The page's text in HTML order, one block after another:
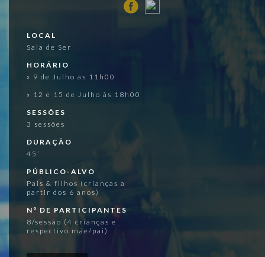
LOCAL
Sala de Ser
HORÁRIO
» 9 de Julho às 11h00
» 12 e 15 de Julho às 18h00
SESSÕES
3 sessões
DURAÇÃO
45’
PÚBLICO-ALVO
Pais & filhos (crianças a
partir dos 6 anos)
Nº DE PARTICIPANTES
8/sessão (4 crianças e
respectivo mãe/pai)